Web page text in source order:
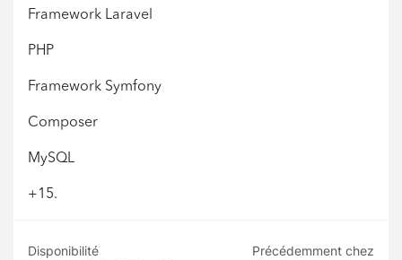
Framework Laravel
PHP
Framework Symfony
Composer
MySQL
+15.
Disponibilité
Précédemment chez